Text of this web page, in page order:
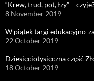
“Krew, trud, pot, łzy” –
8 November 2019
W piątek targi edukacyjno-
22 October 2019
Dziesięciotysięczna część
18 October 2019